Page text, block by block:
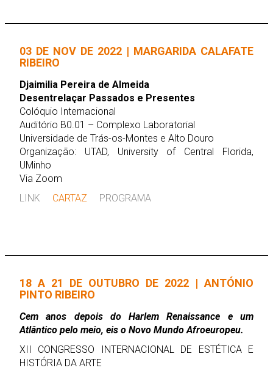
03 DE NOV DE 2022 | MARGARIDA CALAFATE
RIBEIRO
Djaimilia Pereira de Almeida
Desentrelaçar Passados e Presentes
Colóquio Internacional
Auditório B0.01 – Complexo Laboratorial
Universidade de Trás-os-Montes e Alto Douro
Organização: UTAD, University of Central Florida,
UMinho
Via Zoom
LINK CARTAZ PROGRAMA
18 A 21 DE OUTUBRO DE 2022 | ANTÓNIO
PINTO RIBEIRO
Cem anos depois do Harlem Renaissance e um
Atlântico pelo meio, eis o Novo Mundo Afroeuropeu.
XII CONGRESSO INTERNACIONAL DE ESTÉTICA E
HISTÓRIA DA ARTE